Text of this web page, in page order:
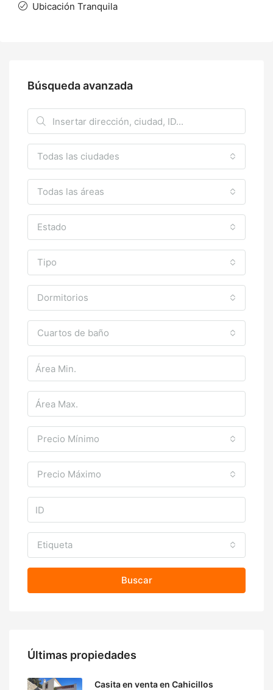
Ubicación Tranquila
Búsqueda avanzada
Todas las ciudades
Todas las áreas
Estado
Tipo
Dormitorios
Cuartos de baño
Precio Mínimo
Precio Máximo
Etiqueta
Buscar
Últimas propiedades
Casita en venta en Cahicillos